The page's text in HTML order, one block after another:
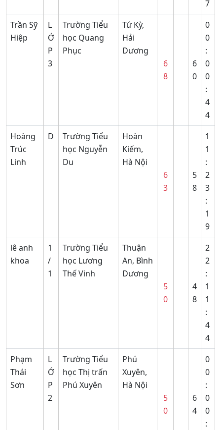
7
Trần Sỹ
Hiệp
L
Ớ
P
3
Trường Tiểu
học Quang
Phục
Tứ Kỳ,
Hải
Dương
6
8
6
0
0
0
:
0
0
:
4
4
Hoàng
Trúc
Linh
D
Trường Tiểu
học Nguyễn
Du
Hoàn
Kiếm,
Hà Nội
6
3
5
8
1
1
:
2
3
:
1
9
lê anh
khoa
1
/
1
Trường Tiểu
học Lương
Thế Vinh
Thuận
An, Bình
Dương
5
0
4
8
2
2
:
1
1
:
4
4
Phạm
Thái
Sơn
L
Ớ
P
2
Trường Tiểu
học Thị trấn
Phú Xuyên
Phú
Xuyên,
Hà Nội
5
0
6
4
0
0
:
0
0
: